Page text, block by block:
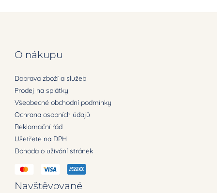
O nákupu
Doprava zboží a služeb
Prodej na splátky
Všeobecné obchodní podmínky
Ochrana osobních údajů
Reklamační řád
Ušetřete na DPH
Dohoda o užívání stránek
Navštěvované